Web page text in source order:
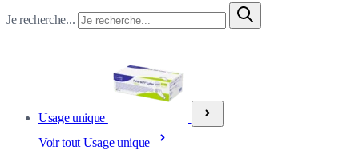
Je recherche...
Usage unique
Voir tout Usage unique